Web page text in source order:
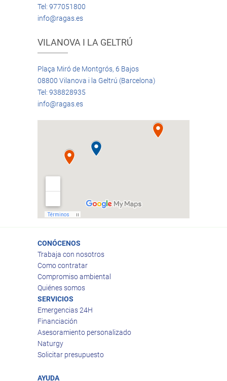
Tel: 977051800
info@ragas.es
VILANOVA I LA GELTRÚ
Plaça Miró de Montgrós, 6 Bajos
08800 Vilanova i la Geltrú (Barcelona)
Tel: 938828935
info@ragas.es
CONÓCENOS
Trabaja con nosotros
Como contratar
Compromiso ambiental
Quiénes somos
SERVICIOS
Emergencias 24H
Financiación
Asesoramiento personalizado
Naturgy
Solicitar presupuesto
AYUDA